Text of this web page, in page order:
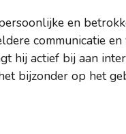
en
communicatie
hij actief bij aan
bijzonder op het